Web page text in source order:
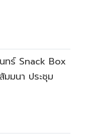
ทร์ Snack Box
มนา ประชุม